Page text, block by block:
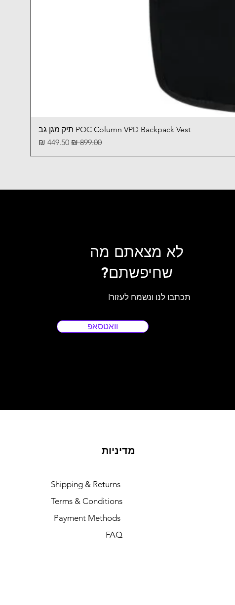
POC Column VPD Backpack Vest תיק מגן גב
מחיר רגיל מחיר מבצע
לא מצאתם מה
שחיפשתם?
Iתכתבו לנו ונשמח לעזור
וואטסאפ
מדיניות
Shipping & Returns
Terms & Conditions
Payment Methods
FAQ